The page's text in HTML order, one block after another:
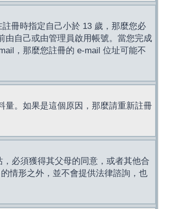
冊時指定自己小於 13 歲，那麼您必
由自己或由管理員啟用帳號。當您完成
，那麼您註冊的 e-mail 位址可能不
量。如果是這個原因，那麼請重新註冊
必須獲得其父母的同意，或者其他合
情形之外，並不會提供法律諮詢，也